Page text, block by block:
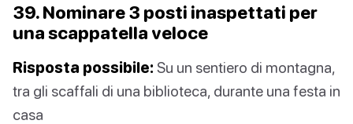
39. Nominare 3 posti inaspettati per
una scappatella veloce
Risposta possibile: Su un sentiero di montagna,
tra gli scaffali di una biblioteca, durante una festa in
casa